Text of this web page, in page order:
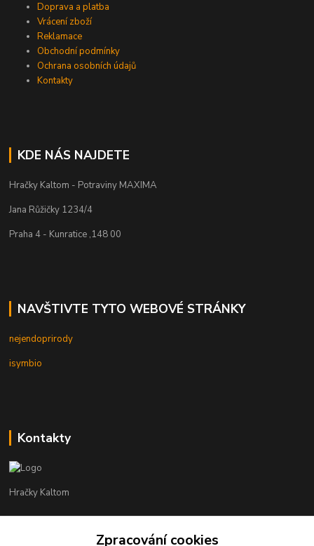
Doprava a platba
Vrácení zboží
Reklamace
Obchodní podmínky
Ochrana osobních údajů
Kontakty
KDE NÁS NAJDETE
Hračky Kaltom - Potraviny MAXIMA
Jana Růžičky 1234/4
Praha 4 - Kunratice ,148 00
NAVŠTIVTE TYTO WEBOVÉ STRÁNKY
nejendoprirody
isymbio
Kontakty
Hračky Kaltom
+420 777 538 008
Zpracování cookies